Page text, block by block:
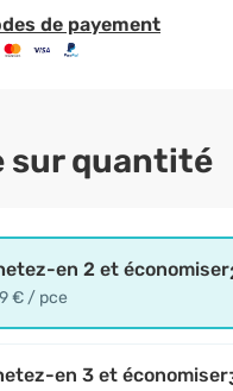
de payement
sur quantité
en 2 et économiser
€ / pce
en 3 et économiser